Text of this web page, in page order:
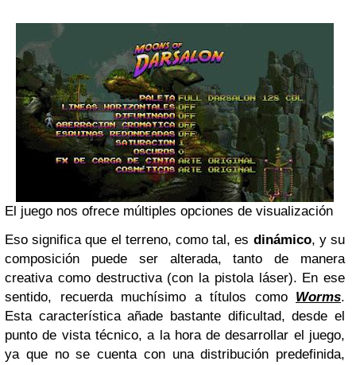
El juego nos ofrece múltiples opciones de visualización
Eso significa que el terreno, como tal, es dinámico, y su
composición puede ser alterada, tanto de manera
creativa como destructiva (con la pistola láser). En ese
sentido, recuerda muchísimo a títulos como Worms.
Esta característica añade bastante dificultad, desde el
punto de vista técnico, a la hora de desarrollar el juego,
ya que no se cuenta con una distribución predefinida,